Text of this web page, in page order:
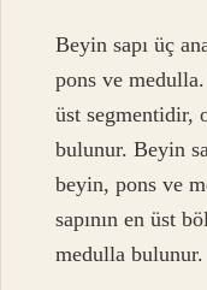
Beyin sapı üç
pons ve
üst segmentidir,
bulunur. Beyin
beyin, pons ve
sapının en üst
medulla bulunur.